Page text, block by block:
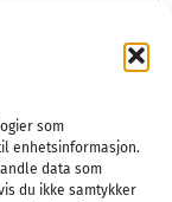
som
enhetsinformasjon.
data som
du ikke samtykker
stor
og
og finn…